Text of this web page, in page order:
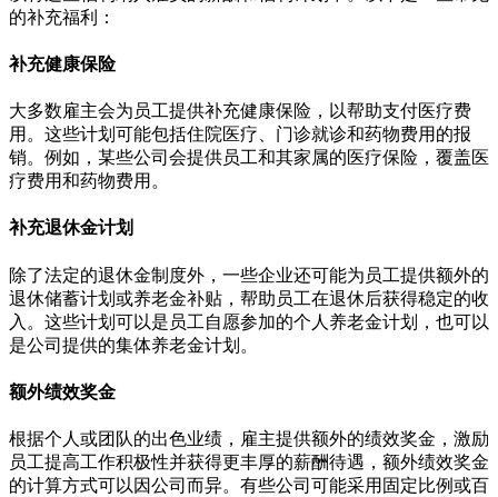
的补充福利：
补充健康保险
大多数雇主会为员工提供补充健康保险，以帮助支付医疗费
用。这些计划可能包括住院医疗、门诊就诊和药物费用的报
销。例如，某些公司会提供员工和其家属的医疗保险，覆盖医
疗费用和药物费用。
补充退休金计划
除了法定的退休金制度外，一些企业还可能为员工提供额外的
退休储蓄计划或养老金补贴，帮助员工在退休后获得稳定的收
入。这些计划可以是员工自愿参加的个人养老金计划，也可以
是公司提供的集体养老金计划。
额外绩效奖金
根据个人或团队的出色业绩，雇主提供额外的绩效奖金，激励
员工提高工作积极性并获得更丰厚的薪酬待遇，额外绩效奖金
的计算方式可以因公司而异。有些公司可能采用固定比例或百